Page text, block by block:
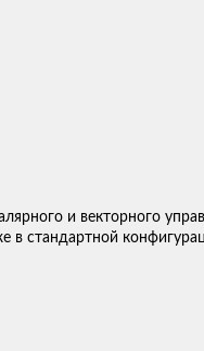
и векторного
в стандартной